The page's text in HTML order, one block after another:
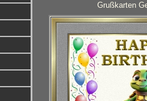
Grußkarten